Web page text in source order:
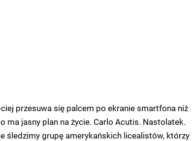
przesuwa się palcem po ekranie smartfona niż
ma jasny plan na życie. Carlo Acutis. Nastolatek.
śledzimy grupę amerykańskich licealistów, którzy